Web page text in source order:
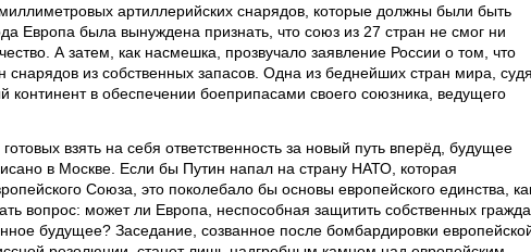
артиллерийских снарядов, которые должны были быть
Европа была вынуждена признать, что союз из 27 стран не смог ни
А затем, как насмешка, прозвучало заявление России о том, что
из собственных запасов. Одна из беднейших стран мира, судя
континент в обеспечении боеприпасами своего союзника, ведущего
взять на себя ответственность за новый путь вперёд, будущее
в Москве. Если бы Путин напал на страну НАТО, которая
Союза, это поколебало бы основы европейского единства,
вопрос: может ли Европа, неспособная защитить собственных
будущее? Заседание, созванное после бомбардировки